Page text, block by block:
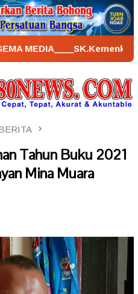
:
Tahun Buku 2021
Mina Muara